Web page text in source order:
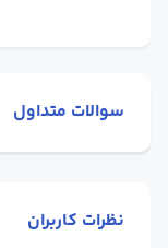
سوالات متداول
نظرات کاربران